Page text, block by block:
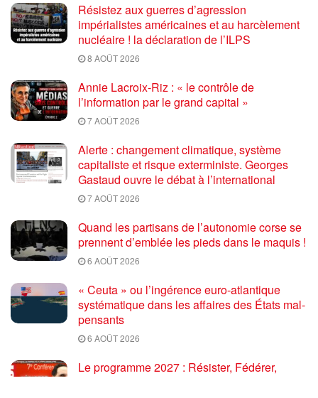
Résistez aux guerres d’agression
impérialistes américaines et au harcèlement
nucléaire ! la déclaration de l’ILPS
8 AOÛT 2026
Annie Lacroix-Riz : « le contrôle de
l’information par le grand capital »
7 AOÛT 2026
Alerte : changement climatique, système
capitaliste et risque exterministe. Georges
Gastaud ouvre le débat à l’international
7 AOÛT 2026
Quand les partisans de l’autonomie corse se
prennent d’emblée les pieds dans le maquis !
6 AOÛT 2026
« Ceuta » ou l’ingérence euro-atlantique
systématique dans les affaires des États mal-
pensants
6 AOÛT 2026
Le programme 2027 : Résister, Fédérer,